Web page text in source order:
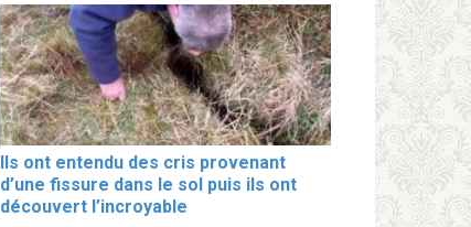
Ils ont entendu des cris provenant
d’une fissure dans le sol puis ils ont
découvert l’incroyable